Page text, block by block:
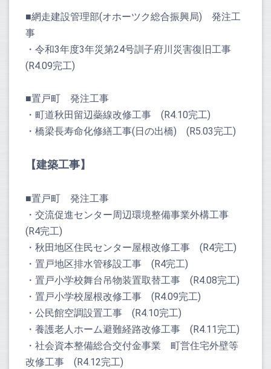
■網走建設管理部(オホーツク総合振興局) 発注工
事
・令和3年度3年災第24号訓子府川災害復旧工事
(R4.09完工)
■置戸町 発注工事
・町道秋田留辺蘂線改修工事 (R4.10完工)
・橋梁長寿命化修繕工事(日の出橋) (R5.03完工)
【建築工事】
■置戸町 発注工事
・交流促進センター周辺環境整備事業外構工事
(R4完工)
・秋田地区住民センター屋根改修工事 (R4完工)
・置戸地区排水管移設工事 (R4完工)
・置戸小学校舞台吊物装置取替工事 (R4.08完工)
・置戸小学校屋根改修工事 (R4.09完工)
・公民館空調設置工事 (R4.10完工)
・養護老人ホーム避難経路改修工事 (R4.11完工)
・ 社会資本整備総合交付金事業 町営住宅外壁等
改修工事 (R4.12完工)